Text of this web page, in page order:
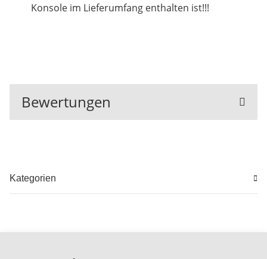
Konsole im Lieferumfang enthalten ist!!!
Bewertungen
Kategorien